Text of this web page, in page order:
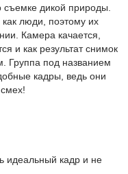
съемке дикой природы.
люди, поэтому их
Камера качается,
и как результат снимок
Группа под названием
кадры, ведь они
идеальный кадр и не